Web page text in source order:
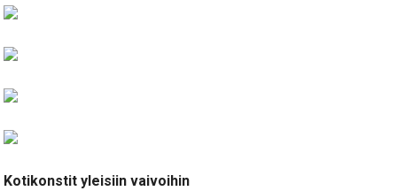
Kotikonstit yleisiin vaivoihin